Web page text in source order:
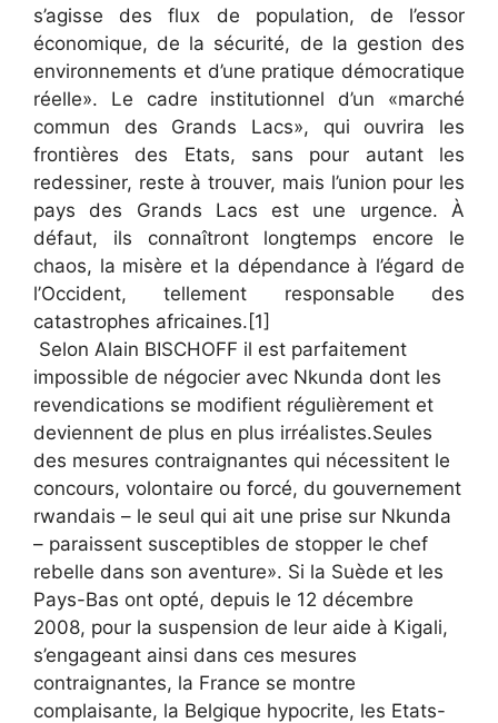
s’agisse des flux de population, de l’essor
économique, de la sécurité, de la gestion des
environnements et d’une pratique démocratique
réelle». Le cadre institutionnel d’un «marché
commun des Grands Lacs», qui ouvrira les
frontières des Etats, sans pour autant les
redessiner, reste à trouver, mais l’union pour les
pays des Grands Lacs est une urgence. À
défaut, ils connaîtront longtemps encore le
chaos, la misère et la dépendance à l’égard de
l’Occident, tellement responsable des
catastrophes africaines.[1]
Selon Alain BISCHOFF il est parfaitement
impossible de négocier avec Nkunda dont les
revendications se modifient régulièrement et
deviennent de plus en plus irréalistes.Seules
des mesures contraignantes qui nécessitent le
concours, volontaire ou forcé, du gouvernement
rwandais – le seul qui ait une prise sur Nkunda
– paraissent susceptibles de stopper le chef
rebelle dans son aventure». Si la Suède et les
Pays-Bas ont opté, depuis le 12 décembre
2008, pour la suspension de leur aide à Kigali,
s’engageant ainsi dans ces mesures
contraignantes, la France se montre
complaisante, la Belgique hypocrite, les Etats-